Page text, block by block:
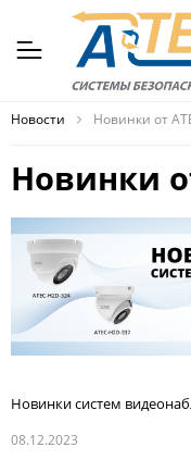
Новости Новинки от
Новинки
Новинки систем
08.12.2023